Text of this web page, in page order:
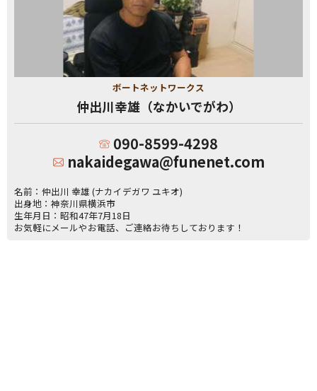
ボートネットワークス
仲出川幸雄（なかいでがわ）
090-8599-4298
nakaidegawa@funenet.com
名前：仲出川 幸雄 (ナカイデガワ ユキオ)
出身地：神奈川県横浜市
生年月日：昭和47年7月18日
お気軽にメールやお電話、ご連絡お待ちしております！